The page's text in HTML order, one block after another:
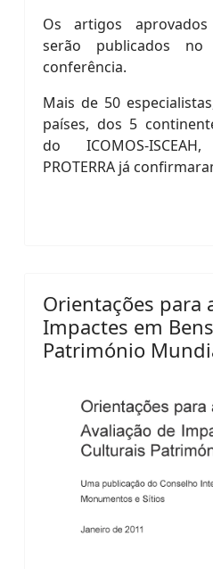
Os artigos
serão publicados
conferência.
Mais de 50
países, dos 5
do ICOMOS-
PROTERRA já
Orientações para
Impactes em
Património